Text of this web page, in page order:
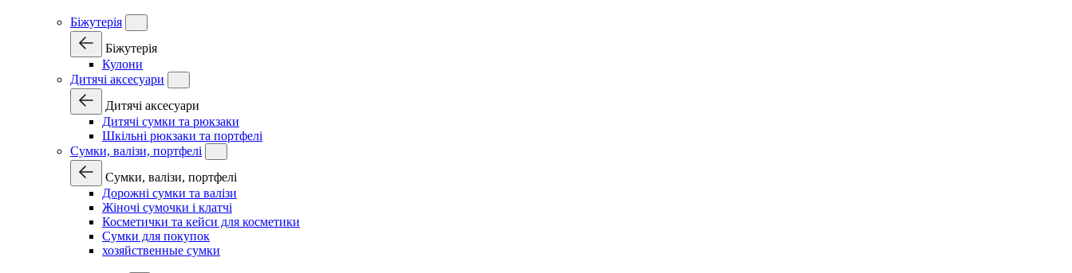
Біжутерія
Біжутерія
Кулони
Дитячі аксесуари
Дитячі аксесуари
Дитячі сумки та рюкзаки
Шкільні рюкзаки та портфелі
Сумки, валізи, портфелі
Сумки, валізи, портфелі
Дорожні сумки та валізи
Жіночі сумочки і клатчі
Косметички та кейси для косметики
Сумки для покупок
хозяйственные сумки